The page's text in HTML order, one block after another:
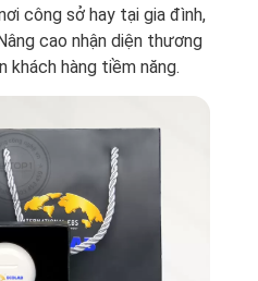
công sở hay tại gia đình,
cao nhận diện thương
khách hàng tiềm năng.